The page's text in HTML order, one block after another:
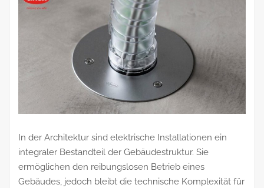
In der Architektur sind elektrische Installationen ein
integraler Bestandteil der Gebäudestruktur. Sie
ermöglichen den reibungslosen Betrieb eines
Gebäudes, jedoch bleibt die technische Komplexität für